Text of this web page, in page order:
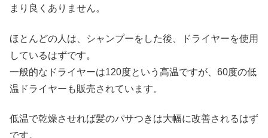
まり良くありません。
ほとんどの人は、シャンプーをした後、ドライヤーを使用
しているはずです。
一般的なドライヤーは120度という高温ですが、60度の低
温ドライヤーも販売されています。
低温で乾燥させれば髪のパサつきは大幅に改善されるはず
です。